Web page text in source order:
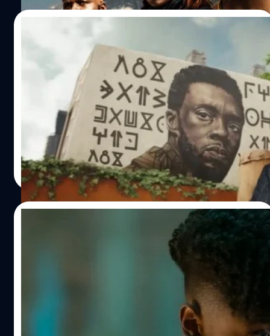
Kevin Feige เผยเหตุผลที่ไม่หานักแสดงใหม่
มารับบท ‘ที ชัลลา’ ต่อ
ประธาน 'Marvel Studios' อย่าง เควิน ไฟกี (Kevin Feige)
ออกมาเปิดใจว่า ทำไมเขาถึงตัดสินใจที่จะไม่หานักแสดงคน
อื่นมารับช่วงต่อในบทกษัตริย์ที ชัลลา แห่ง 'Black Panther'
โดยเขานั้นให้เหตุผลว่า นักแสดงผู้ล่วงลับ แชดวิก โบสแมน
(Chadwick Boseman) ควรได้รับเกียรติในบทนี้ และทุกอย่าง
มันเร็วเกินไปถ้าจะหาใครมาแทนที่ ไฟกีได้ให้สัมภาษณ์กับ
Empire เกี่ยวกับประเด็นนี้ว่า "มันรู้สึกเร็วเกินไปที่จะหานัก
แสดงคนใหม่มาแทนที่ เพราะ สแตน ลี (Stan Lee) กล่าวเสมอ
ว่า Marvel เป็นตัวแทนจากอีกโลกที่ต่างออกไป และเราได้มา
พูดคุยกันว่าจะทำอย่างไรให้เรื่องราวของตัวละคร มันพิเศษน่า
อัศจรรย์และสมเหตุสมผลเท่าที่เราจะทำได้ โลกยังคงสูญเสีย
โบสแมน และ ไรอัน คูลเกอร์ (Ryan Coogler) ผู้กำกับก็ได้ใส่
มันลงไปในเรื่องราวนี้" ไฟกีได้พูดต่อว่า "ที่พูดมาทั้งหมดนี้คือ
'เราจะทำอะไรต่อไป?' เราจะทำอย่างไรกับสิ่งที่โบสแมนทิ้ง
มรดกไว้ให้เรา และสิ่งที่เขาทำไว้เพื่อช่วยวาคานดา และ
'Black Panther' ให้กลายเป็นไอเดียที่น่าทึ่ง ด้วยสัญลักษณ์
เหล่านี้ เราจะสานต่อให้มันดีได้อย่างไร นั่นแหละคือสิ่งที่เรา
ปัญญา เสือสิงห์ | 1411 days ago
Read More
ภาพใหม่ของ Shuri ใน ‘Black Panther:
Wakanda Forever’ ที่แตกต่าง และเคร่งขรึม
Empire ได้เปิดเผยภาพใหม่ของ 'Black Panther: Wakanda
Forever' ซึ่งเป็นภาพของ เลทิเทีย ไรท์ ในบท Shuri ที่มาใน
ภาพลักษณ์ที่เคร่งขรึมมากขึ้น